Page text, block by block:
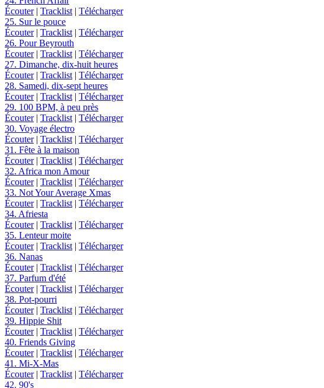
Écouter| Tracklist | Télécharger
25. Sur le pouce
Écouter| Tracklist | Télécharger
26. Pour Beyrouth
Écouter| Tracklist | Télécharger
27. Dimanche, dix-huit heures
Écouter| Tracklist | Télécharger
28. Samedi, dix-sept heures
Écouter| Tracklist | Télécharger
29. 100 BPM, à peu près
Écouter| Tracklist | Télécharger
30. Voyage électro
Écouter| Tracklist | Télécharger
31. Fête à la maison
Écouter| Tracklist | Télécharger
32. Africa mon Amour
Écouter| Tracklist | Télécharger
33. Not Your Average Xmas
Écouter| Tracklist | Télécharger
34. Afriesta
Écouter| Tracklist | Télécharger
35. Lenteur moite
Écouter| Tracklist | Télécharger
36. Nanas
Écouter| Tracklist | Télécharger
37. Parfum d'été
Écouter| Tracklist | Télécharger
38. Pot-pourri
Écouter| Tracklist | Télécharger
39. Hippie Shit
Écouter| Tracklist | Télécharger
40. Friends Giving
Écouter| Tracklist | Télécharger
41. Mi-X-Mas
Écouter| Tracklist | Télécharger
42. 90's